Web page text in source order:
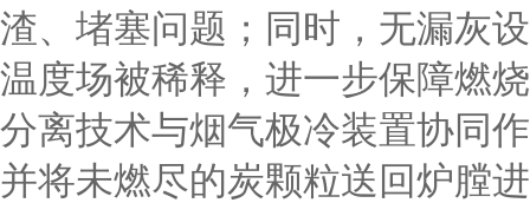
渣、堵塞问题；同时，无漏灰
温度场被稀释，进一步保障燃
分离技术与烟气极冷装置协同
并将未燃尽的炭颗粒送回炉膛